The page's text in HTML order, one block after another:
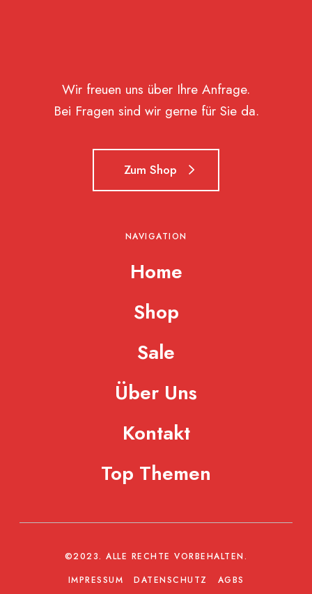
Wir freuen uns über Ihre Anfrage.
Bei Fragen sind wir gerne für Sie da.
Zum Shop
NAVIGATION
Home
Shop
Sale
Über Uns
Kontakt
Top Themen
©2023. ALLE RECHTE VORBEHALTEN.
IMPRESSUM
DATENSCHUTZ AGBS